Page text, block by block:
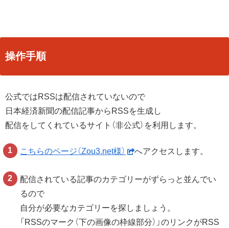
操作手順
公式ではRSSは配信されていないので
日本経済新聞の配信記事からRSSを生成し
配信をしてくれているサイト（非公式）を利用します。
こちらのページ（Zou3.net様） へアクセスします。
配信されている記事のカテゴリーがずらっと並んでい
るので
自分が必要なカテゴリーを探しましょう。
「RSSのマーク（下の画像の枠線部分）」のリンクがRSS